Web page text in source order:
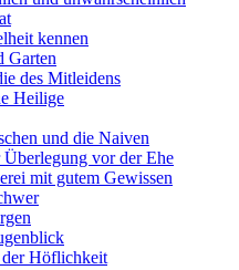
kennen
Garten
des Mitleidens
Heilige
und die Naiven
Überlegung vor der Ehe
mit gutem Gewissen
Höflichkeit